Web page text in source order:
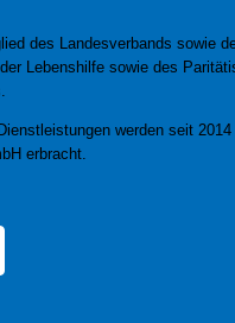
des Landesverbands sowie
Lebenshilfe sowie des
werden seit
erbracht.